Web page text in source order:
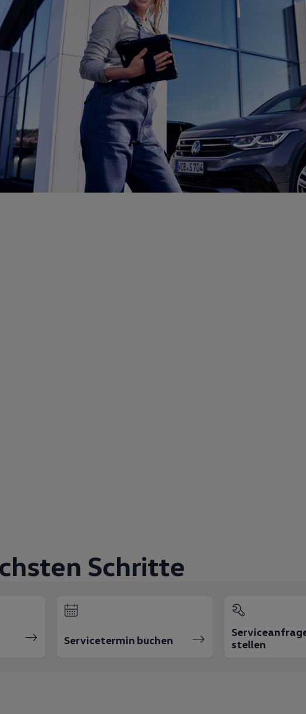
Schritte
Servicetermin buchen
stellen